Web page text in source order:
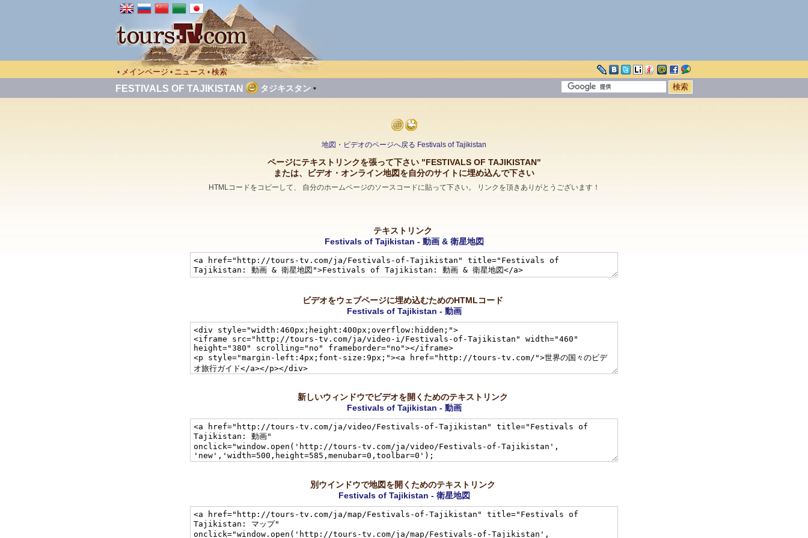
• メインページ • ニュース • 検索
FESTIVALS OF TAJIKISTAN タジキスタン •
地図・ビデオのページへ戻る Festivals of Tajikistan
ページにテキストリンクを張って下さい "FESTIVALS OF TAJIKISTAN"
または、ビデオ・オンライン地図を自分のサイトに埋め込んで下さい
HTMLコードをコピーして、 自分のホームページのソースコードに貼って下さい。 リンクを頂きありがとうございます！
テキストリンク
Festivals of Tajikistan - 動画 & 衛星地図
ビデオをウェブページに埋め込むためのHTMLコード
Festivals of Tajikistan - 動画
新しいウィンドウでビデオを開くためのテキストリンク
Festivals of Tajikistan - 動画
別ウインドウで地図を開くためのテキストリンク
Festivals of Tajikistan - 衛星地図